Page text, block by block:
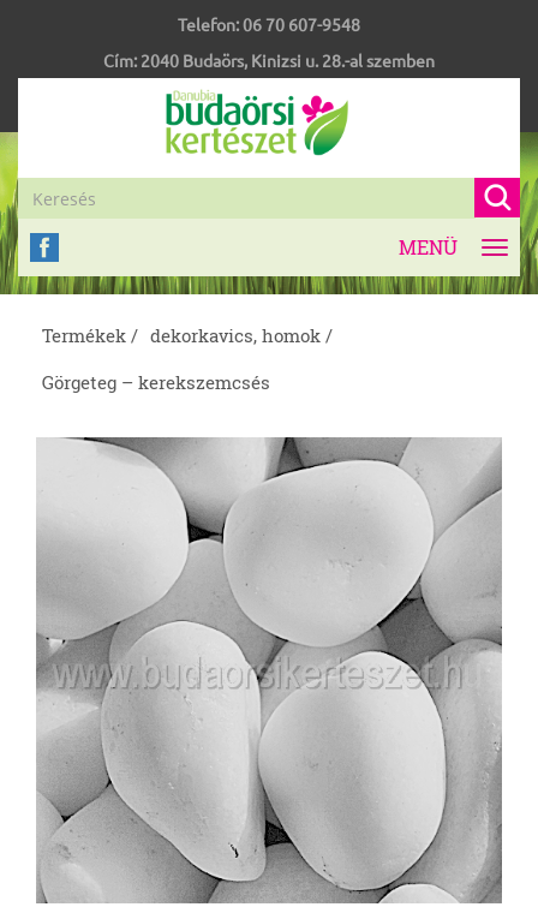
Telefon:06 70 607-9548
Cím: 2040 Budaörs, Kinizsi u. 28.-al szemben
MENÜ
Termékek / dekorkavics, homok /
Görgeteg – kerekszemcsés